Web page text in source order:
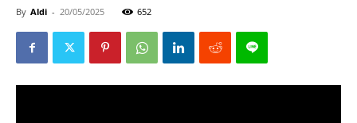
By Aldi - 20/05/2025 652